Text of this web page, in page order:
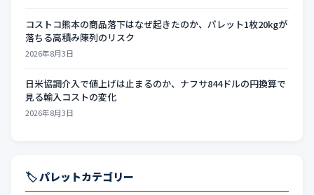
コストコ熊本の商品落下はなぜ起きたのか、パレット1枚20kgが
落ちる高積み陳列のリスク
2026年8月3日
日米協調介入で値上げは止まるのか、ナフサ844ドルの円換算で
見る輸入コストの変化
2026年8月3日
🏷️ パレットカテゴリー